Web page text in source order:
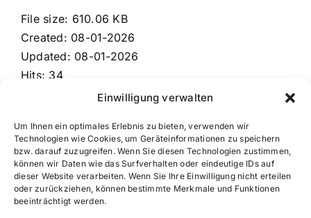
Einwilligung verwalten
Um Ihnen ein optimales Erlebnis zu bieten, verwenden wir
Technologien wie Cookies, um Geräteinformationen zu speichern
bzw. darauf zuzugreifen. Wenn Sie diesen Technologien zustimmen,
können wir Daten wie das Surfverhalten oder eindeutige IDs auf
dieser Website verarbeiten. Wenn Sie Ihre Einwilligung nicht erteilen
oder zurückziehen, können bestimmte Merkmale und Funktionen
beeinträchtigt werden.
File size: 610.06 KB
Created: 08-01-2026
Updated: 08-01-2026
Hits: 34
Vorschau
Copyright 2026 | Senneke M&A-Prozesse - Eine Marke der
Senneke GmbH & Co. KG • Kornbergstraße 20 • D – 95032